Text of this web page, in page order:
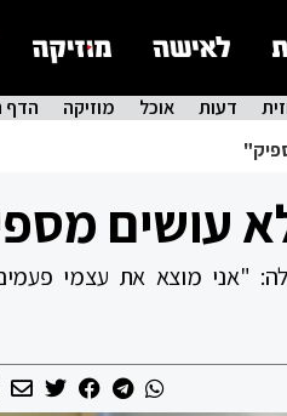
דעות אוכל מוזיקה הדף
עושים
"אני מוצא את עצמי